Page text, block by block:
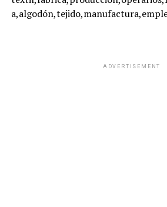
ADVERTISEMENT